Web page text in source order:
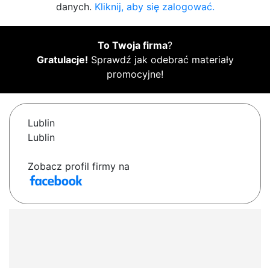
danych. Kliknij, aby się zalogować.
To Twoja firma?
Gratulacje! Sprawdź jak odebrać materiały
promocyjne!
Lublin
Lublin
Zobacz profil firmy na